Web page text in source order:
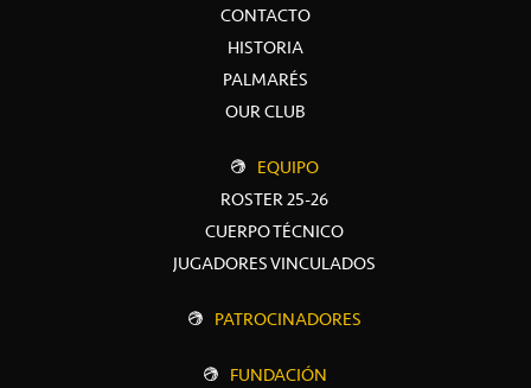
CONTACTO
HISTORIA
PALMARÉS
OUR CLUB
EQUIPO
ROSTER 25-26
CUERPO TÉCNICO
JUGADORES VINCULADOS
PATROCINADORES
FUNDACIÓN